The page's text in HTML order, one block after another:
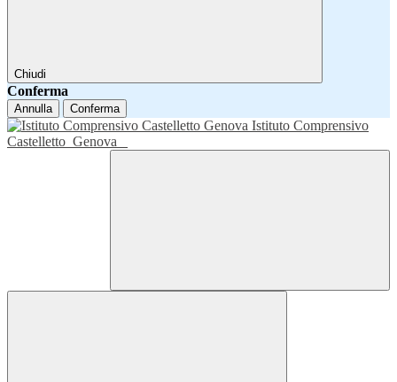
Chiudi
Conferma
Annulla Conferma
Istituto Comprensivo
Castelletto Genova